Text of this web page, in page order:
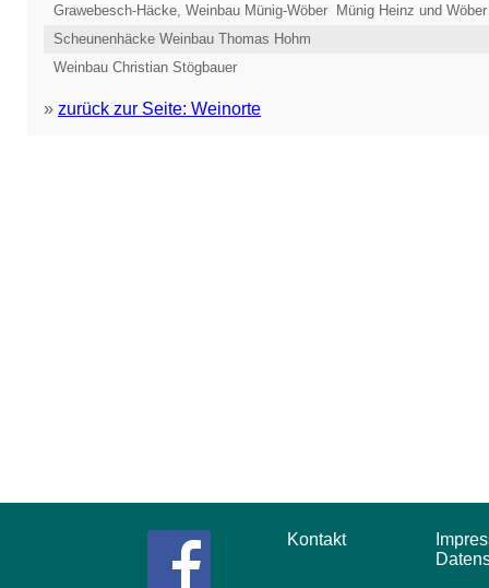
Grawebesch-Häcke, Weinbau Münig-Wöber Münig Heinz und
Scheunenhäcke Weinbau Thomas Hohm
Weinbau Christian Stögbauer
» zurück zur Seite: Weinorte
Kontakt